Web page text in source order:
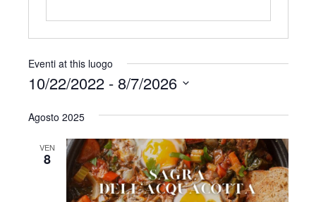
Eventi at this luogo
10/22/2022 - 8/7/2026
e
Agosto 2025
VEN
8